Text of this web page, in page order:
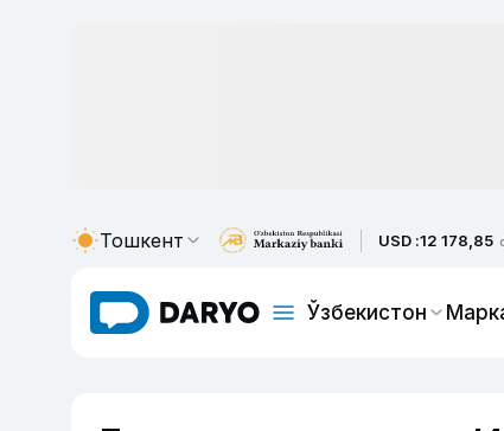
Тошкент USD :12 178,85
Ўзбекистон